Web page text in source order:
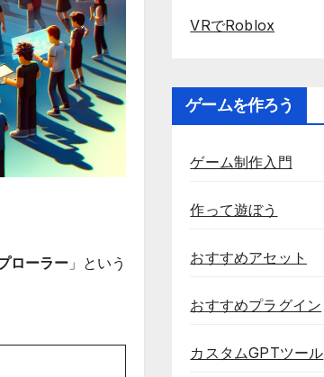
ローラー 」という
VRでRoblox
ゲームを作ろう
ゲーム制作入門
作って遊ぼう
おすすめアセット
おすすめプラグイン
カスタムGPTツール